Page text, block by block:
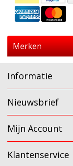
Merken
Informatie
Nieuwsbrief
Mijn Account
Klantenservice